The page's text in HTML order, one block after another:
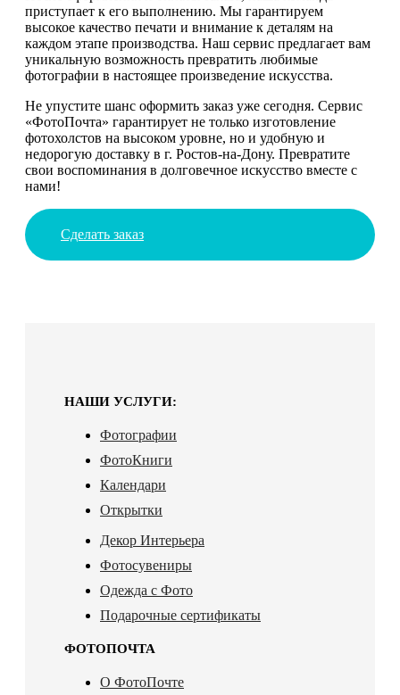
приступает к его выполнению. Мы гарантируем
высокое качество печати и внимание к деталям на
каждом этапе производства. Наш сервис предлагает вам
уникальную возможность превратить любимые
фотографии в настоящее произведение искусства.
Не упустите шанс оформить заказ уже сегодня. Сервис
«ФотоПочта» гарантирует не только изготовление
фотохолстов на высоком уровне, но и удобную и
недорогую доставку в г. Ростов-на-Дону. Превратите
свои воспоминания в долговечное искусство вместе с
нами!
Сделать заказ
НАШИ УСЛУГИ:
Фотографии
ФотоКниги
Календари
Открытки
Декор Интерьера
Фотосувениры
Одежда с Фото
Подарочные сертификаты
ФОТОПОЧТА
О ФотоПочте